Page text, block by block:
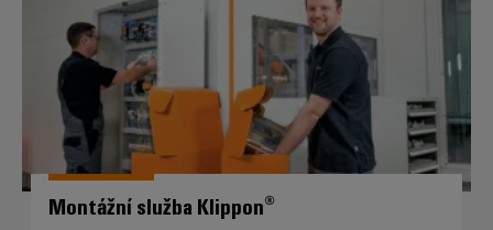
Montážní služba Klippon®